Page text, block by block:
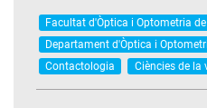
Facultat d'Òptica i Optometria de
Departament d'Òptica i
Contactologia
Ciències de la